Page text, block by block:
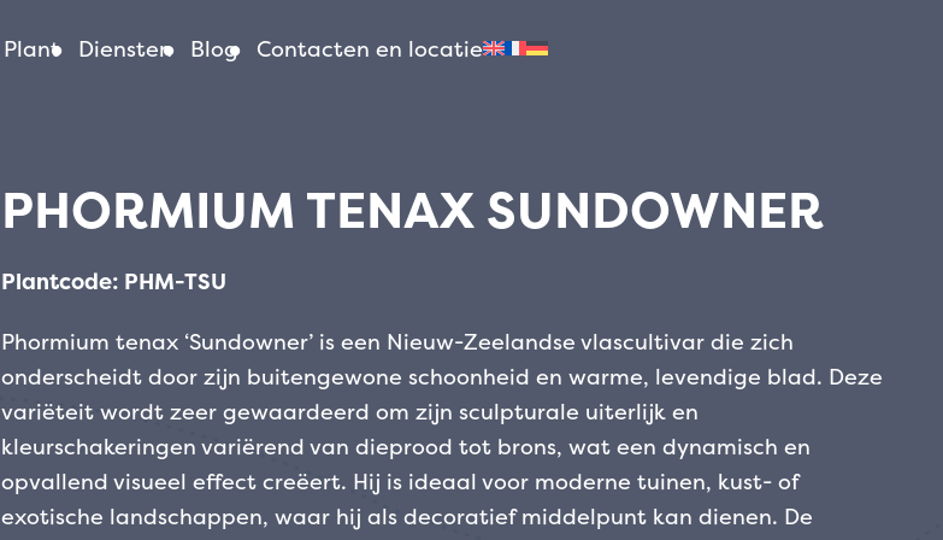
Plant Diensten Blog Contacten en locatie
PHORMIUM TENAX SUNDOWNER
Plantcode: PHM-TSU
Phormium tenax ‘Sundowner’ is een Nieuw-Zeelandse vlascultivar die zich
onderscheidt door zijn buitengewone schoonheid en warme, levendige blad. Deze
variëteit wordt zeer gewaardeerd om zijn sculpturale uiterlijk en
kleurschakeringen variërend van dieprood tot brons, wat een dynamisch en
opvallend visueel effect creëert. Hij is ideaal voor moderne tuinen, kust- of
exotische landschappen, waar hij als decoratief middelpunt kan dienen. De